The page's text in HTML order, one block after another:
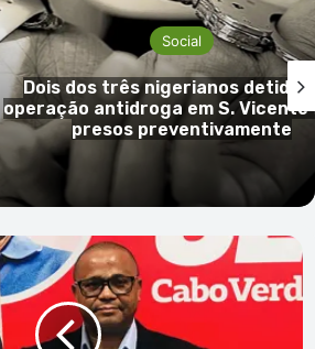
Social
Dois dos três nigerianos detidos
operação antidroga em S. Vicente
presos preventivamente